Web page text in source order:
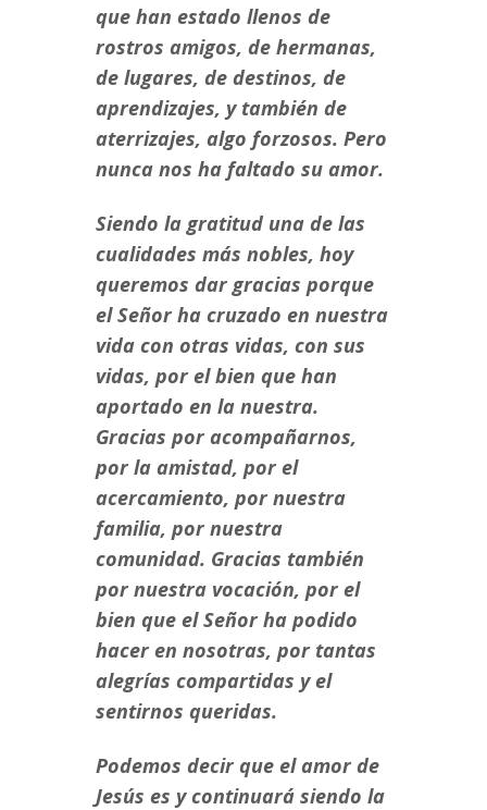
que han estado llenos de
rostros amigos, de hermanas,
de lugares, de destinos, de
aprendizajes, y también de
aterrizajes, algo forzosos. Pero
nunca nos ha faltado su amor.
Siendo la gratitud una de las
cualidades más nobles, hoy
queremos dar gracias porque
el Señor ha cruzado en nuestra
vida con otras vidas, con sus
vidas, por el bien que han
aportado en la nuestra.
Gracias por acompañarnos,
por la amistad, por el
acercamiento, por nuestra
familia, por nuestra
comunidad. Gracias también
por nuestra vocación, por el
bien que el Señor ha podido
hacer en nosotras, por tantas
alegrías compartidas y el
sentirnos queridas.
Podemos decir que el amor de
Jesús es y continuará siendo la